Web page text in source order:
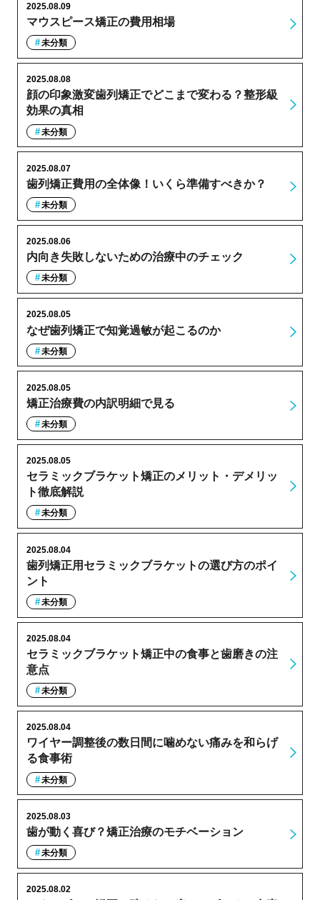
マウスピース矯正の費用相場
2025.08.09
未分類
顔の印象激変歯列矯正でどこまで変わる？整形級
効果の真相
2025.08.08
未分類
歯列矯正費用の全体像！いくら準備すべきか？
2025.08.07
未分類
内向き失敗しないための治療中のチェック
2025.08.06
未分類
なぜ歯列矯正で知覚過敏が起こるのか
2025.08.05
未分類
矯正治療費の内訳明細で見る
2025.08.05
未分類
セラミックブラケット矯正のメリット・デメリッ
ト徹底解説
2025.08.05
未分類
歯列矯正用セラミックブラケットの選び方のポイ
ント
2025.08.04
未分類
セラミックブラケット矯正中の食事と歯磨きの注
意点
2025.08.04
未分類
ワイヤー調整後の数日間に噛めない痛みを和らげ
る食事術
2025.08.04
未分類
歯が動く喜び？矯正治療のモチベーション
2025.08.03
未分類
2025.08.02